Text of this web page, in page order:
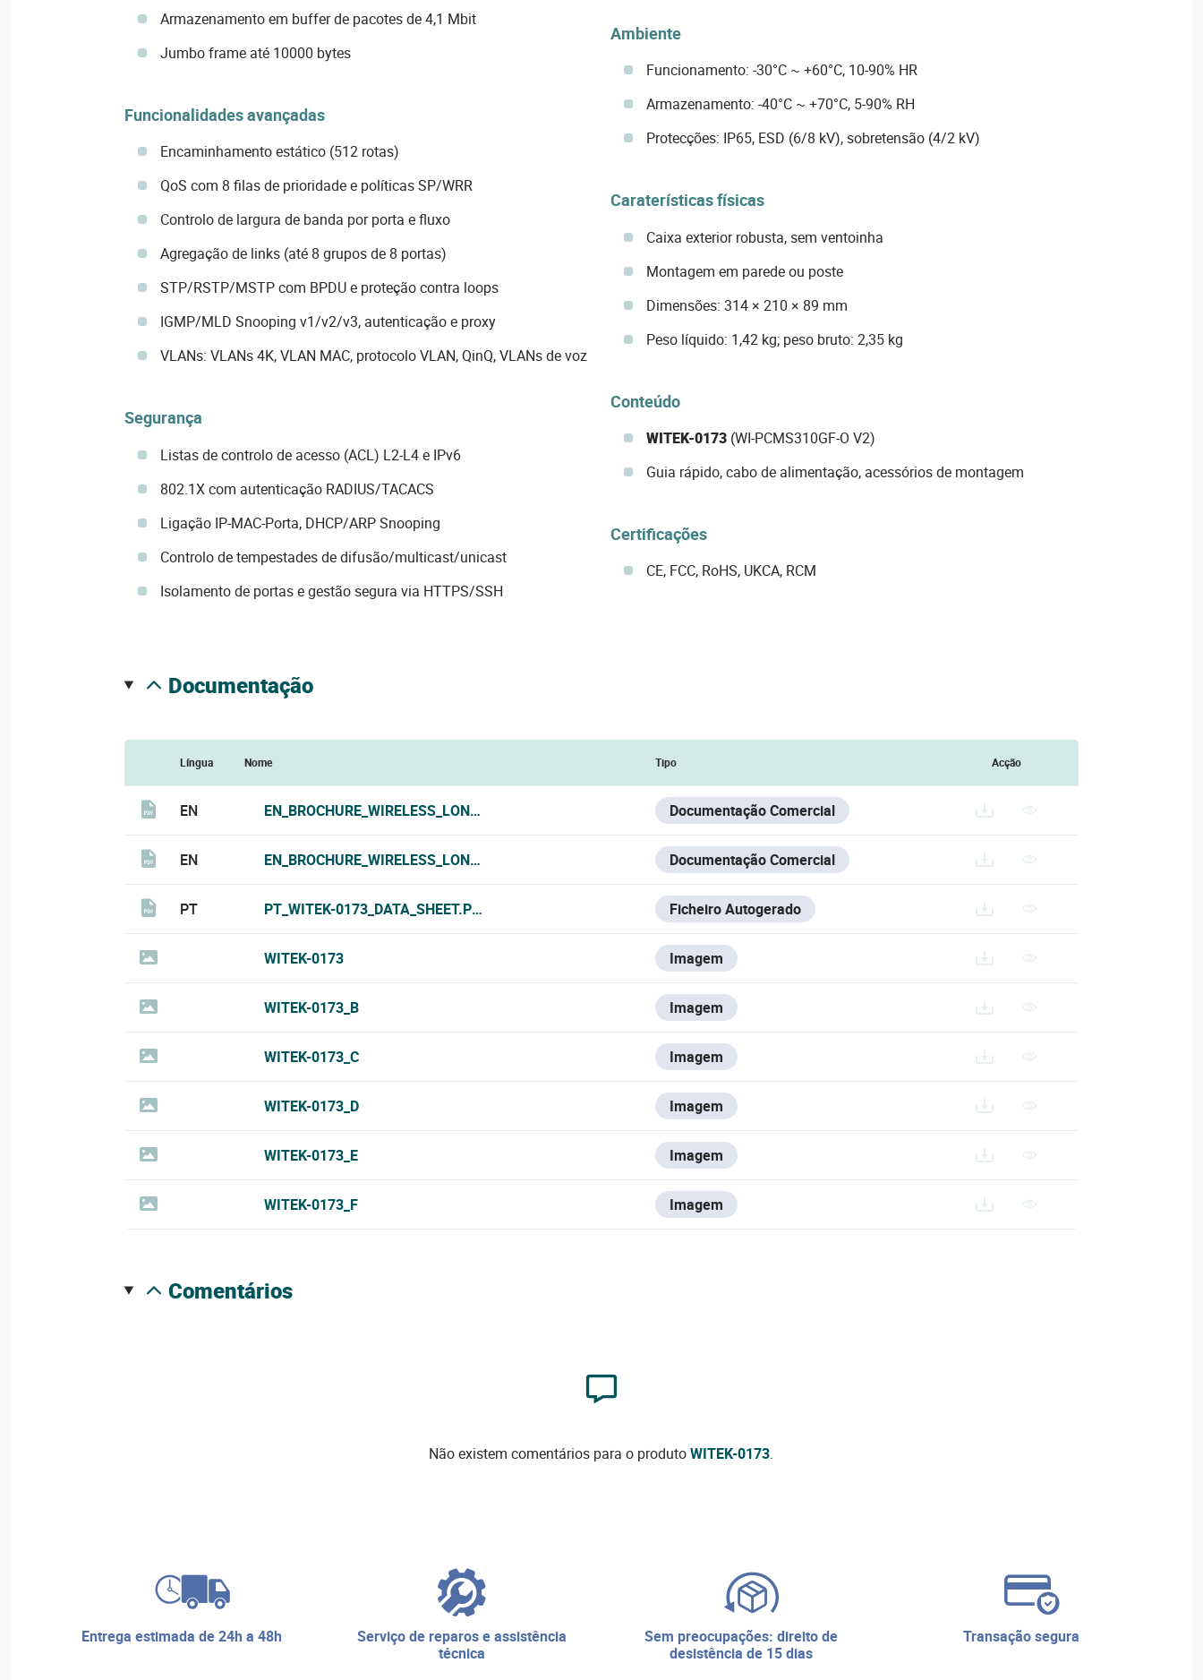
Armazenamento em buffer de pacotes de 4,1 Mbit
Jumbo frame até 10000 bytes
Funcionalidades avançadas
Encaminhamento estático (512 rotas)
QoS com 8 filas de prioridade e políticas SP/WRR
Controlo de largura de banda por porta e fluxo
Agregação de links (até 8 grupos de 8 portas)
STP/RSTP/MSTP com BPDU e proteção contra loops
IGMP/MLD Snooping v1/v2/v3, autenticação e proxy
VLANs: VLANs 4K, VLAN MAC, protocolo VLAN, QinQ, VLANs de voz
Segurança
Listas de controlo de acesso (ACL) L2-L4 e IPv6
802.1X com autenticação RADIUS/TACACS
Ligação IP-MAC-Porta, DHCP/ARP Snooping
Controlo de tempestades de difusão/multicast/unicast
Isolamento de portas e gestão segura via HTTPS/SSH
Ambiente
Funcionamento: -30°C ~ +60°C, 10-90% HR
Armazenamento: -40°C ~ +70°C, 5-90% RH
Protecções: IP65, ESD (6/8 kV), sobretensão (4/2 kV)
Caraterísticas físicas
Caixa exterior robusta, sem ventoinha
Montagem em parede ou poste
Dimensões: 314 × 210 × 89 mm
Peso líquido: 1,42 kg; peso bruto: 2,35 kg
Conteúdo
WITEK-0173(WI-PCMS310GF-O V2)
Guia rápido, cabo de alimentação, acessórios de montagem
Certificações
CE, FCC, RoHS, UKCA, RCM
documentação
Língua Nome Tipo Acção
EN EN_BROCHURE_WIRELESS_LONG_RANGE_CCTV_PTMP_SOLUTION_WITEK_2025.JPG
Documentação Comercial
EN EN_BROCHURE_WIRELESS_LONG_RANGE_SMART_URBAN_PTP_CCTV_SOLUTION_WITEK_2025.JPG
Documentação Comercial
PT PT_WITEK-0173_DATA_SHEET.PDF Ficheiro Autogerado
WITEK-0173 Imagem
WITEK-0173_B Imagem
WITEK-0173_C Imagem
WITEK-0173_D Imagem
WITEK-0173_E Imagem
WITEK-0173_F Imagem
comentários
Não existem comentários para o produtoWITEK-0173.
entrega estimada de 24h a 48h
serviço de reparos e assistência
técnica
sem preocupações: direito de
desistência de 15 dias
transação segura